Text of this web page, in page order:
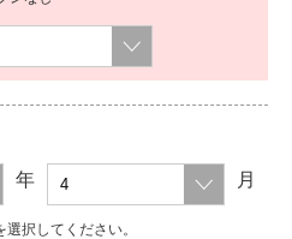
年 月
択してください。